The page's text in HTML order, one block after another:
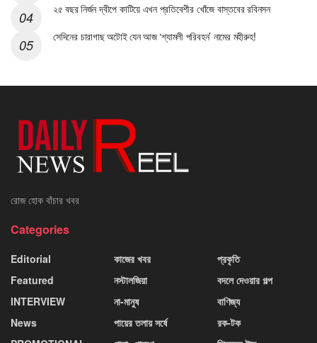
২৫ বছর নির্জন দ্বীপে কাটিয়ে এখন প্রতিবেশীর খোঁজে বাস্তবের রবিনসন
সেদিনের চারাগাছ অটোই যেন আজ ‘শ্যামলী পরিবহন’ নামের মহীরুহ!
রোজ হোক বাঁচার খবর
Categories
Editorial
Featured
INTERVIEW
News
কাজের খবর
নস্টালজিয়া
না-মানুষ
পায়ের তলায় সর্ষে
প্রকৃতি
বদলে দেওয়ার গল্প
বাণিজ্য
রক-টক